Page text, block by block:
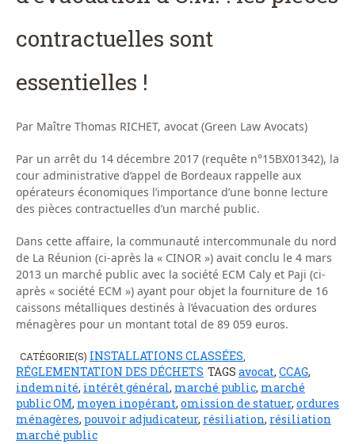
contractuelles sont
essentielles !
Par Maître Thomas RICHET, avocat (Green Law Avocats)
Par un arrêt du 14 décembre 2017 (requête n°15BX01342), la
cour administrative d’appel de Bordeaux rappelle aux
opérateurs économiques l’importance d’une bonne lecture
des pièces contractuelles d’un marché public.
Dans cette affaire, la communauté intercommunale du nord
de La Réunion (ci-après la « CINOR ») avait conclu le 4 mars
2013 un marché public avec la société ECM Caly et Paji (ci-
après « société ECM ») ayant pour objet la fourniture de 16
caissons métalliques destinés à l’évacuation des ordures
ménagères pour un montant total de 89 059 euros.
CATÉGORIE(S) INSTALLATIONS CLASSÉES
RÉGLEMENTATION DES DÉCHETS TAGS avocat, CCAG,
indemnité, intérêt général, marché public, marché
public OM, moyen inopérant, omission de statuer, ordures
ménagères, pouvoir adjudicateur, résiliation, résiliation
marché public